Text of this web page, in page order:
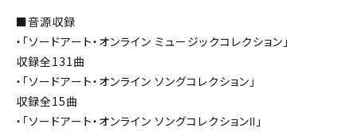
■音源収録
・「ソードアート・オンライン ミュージックコレクション」
収録全131曲
・「ソードアート・オンライン ソングコレクション」
収録全15曲
・「ソードアート・オンライン ソングコレクションⅡ」